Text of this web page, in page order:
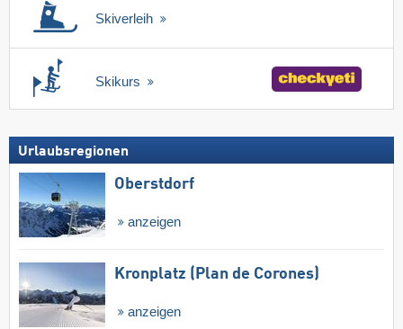
Skiverleih
Skikurs
Urlaubsregionen
Oberstdorf
anzeigen
Kronplatz (Plan de Corones)
anzeigen